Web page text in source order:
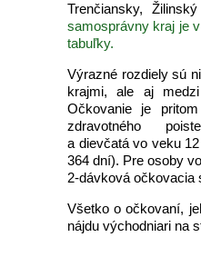
Trenčiansky,
samosprávny kraj je
tabuľky.
Výrazné rozdiely sú
krajmi, ale aj
Očkovanie je
zdravotného
a dievčatá vo veku
364 dní). Pre osoby
2-dávková očkovacia
Všetko o očkovaní,
nájdu východniari na